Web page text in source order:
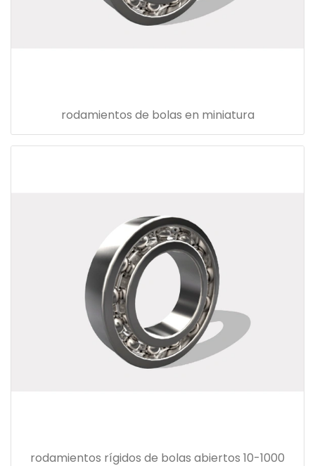
rodamientos de bolas en miniatura
rodamientos rígidos de bolas abiertos 10-1000